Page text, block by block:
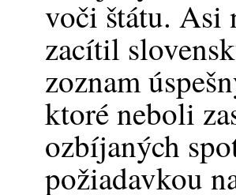
voči štátu. Asi
zacítil
zoznam
ktoré neboli
ozbíjaných
požiadavkou